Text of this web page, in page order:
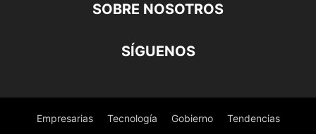
SOBRE NOSOTROS
SÍGUENOS
Empresarias Tecnología Gobierno Tendencias